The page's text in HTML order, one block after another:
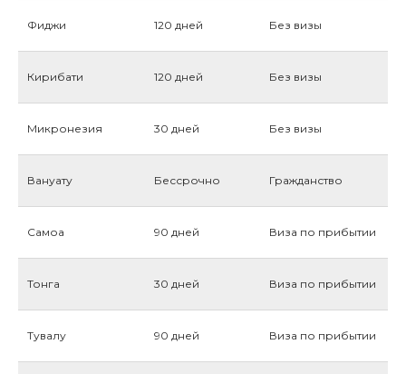
Фиджи 120 дней Без визы
Кирибати 120 дней Без визы
Микронезия 30 дней Без визы
Вануату Бессрочно Гражданство
Самоа 90 дней Виза по прибытии
Тонга 30 дней Виза по прибытии
Тувалу 90 дней Виза по прибытии